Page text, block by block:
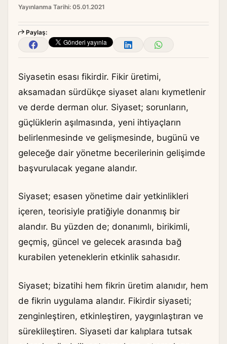
Yayınlanma Tarihi: 05.01.2021
Paylaş:
Siyasetin esası fikirdir. Fikir üretimi,
aksamadan sürdükçe siyaset alanı kıymetlenir
ve derde derman olur. Siyaset; sorunların,
güçlüklerin aşılmasında, yeni ihtiyaçların
belirlenmesinde ve gelişmesinde, bugünü ve
geleceğe dair yönetme becerilerinin gelişimde
başvurulacak yegane alandır.
Siyaset; esasen yönetime dair yetkinlikleri
içeren, teorisiyle pratiğiyle donanmış bir
alandır. Bu yüzden de; donanımlı, birikimli,
geçmiş, güncel ve gelecek arasında bağ
kurabilen yeteneklerin etkinlik sahasıdır.
Siyaset; bizatihi hem fikrin üretim alanıdır, hem
de fikrin uygulama alandır. Fikirdir siyaseti;
zenginleştiren, etkinleştiren, yaygınlaştıran ve
süreklileştiren. Siyaseti dar kalıplara tutsak